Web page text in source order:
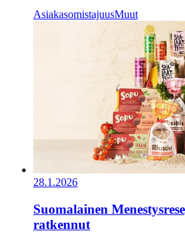
AsiakasomistajuusMuut
28.1.2026
Suomalainen
ratkennut